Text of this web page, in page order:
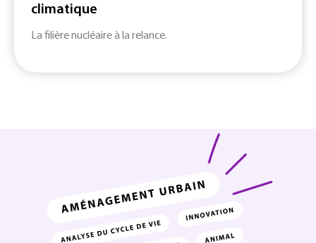
climatique
La filière nucléaire à la relance.